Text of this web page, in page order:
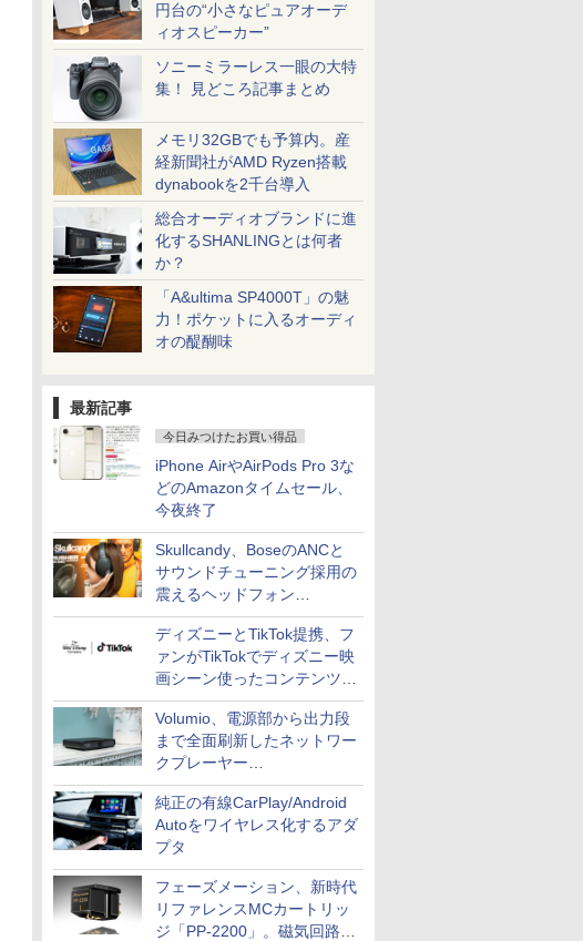
円台の“小さなピュアオーデ
ィオスピーカー”
ソニーミラーレス一眼の大特
集！ 見どころ記事まとめ
メモリ32GBでも予算内。産
経新聞社がAMD Ryzen搭載
dynabookを2千台導入
総合オーディオブランドに進
化するSHANLINGとは何者
か？
「A&ultima SP4000T」の魅
力！ポケットに入るオーディ
オの醍醐味
最新記事
今日みつけたお買い得品
iPhone AirやAirPods Pro 3な
どのAmazonタイムセール、
今夜終了
Skullcandy、BoseのANCと
サウンドチューニング採用の
震えるヘッドフォン
「Crusher 1080 ANC」
ディズニーとTikTok提携、フ
ァンがTikTokでディズニー映
画シーン使ったコンテンツ制
作、Disney+にも配信
Volumio、電源部から出力段
まで全面刷新したネットワー
クプレーヤー
「Primo（2026）」
純正の有線CarPlay/Android
Autoをワイヤレス化するアダ
プタ
フェーズメーション、新時代
リファレンスMCカートリッ
ジ「PP-2200」。磁気回路や